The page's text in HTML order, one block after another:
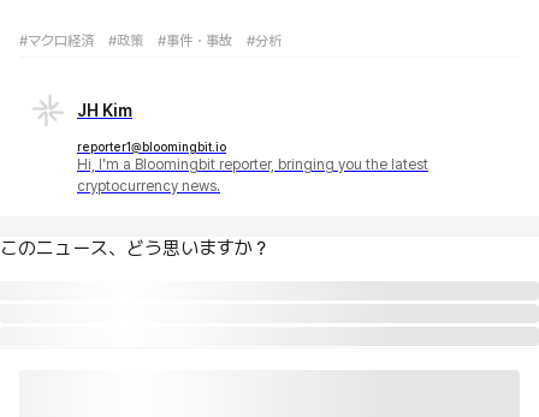
#マクロ経済 #政策 #事件・事故 #分析
JH Kim
reporter1@bloomingbit.io
Hi, I'm a Bloomingbit reporter, bringing you the latest
cryptocurrency news.
このニュース、どう思いますか？